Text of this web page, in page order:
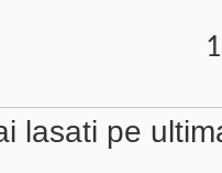
lasati pe